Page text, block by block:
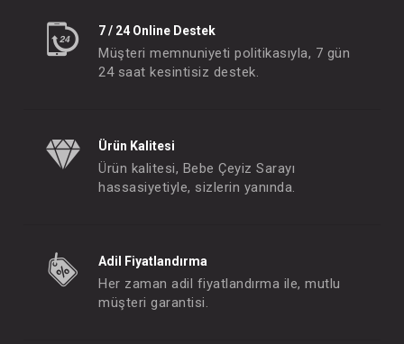
7 / 24 Online Destek
Müşteri memnuniyeti politikasıyla, 7 gün
24 saat kesintisiz destek.
Ürün Kalitesi
Ürün kalitesi, Bebe Çeyiz Sarayı
hassasiyetiyle, sizlerin yanında.
Adil Fiyatlandırma
Her zaman adil fiyatlandırma ile, mutlu
müşteri garantisi.